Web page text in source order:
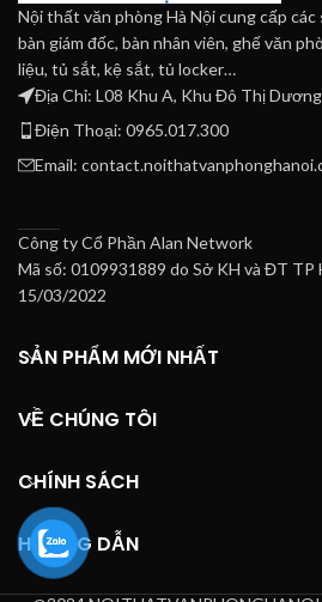
Nội thất văn phòng Hà Nội cung cấp các
bàn giám đốc, bàn nhân viên, ghế văn
liệu, tủ sắt, kệ sắt, tủ locker…
Địa Chỉ: L08 Khu A, Khu Đô Thị
Điện Thoại: 0965.017.300
Email:
Công ty Cổ Phần Alan Network
Mã số: 0109931889 do Sở KH và ĐT TP
15/03/2022
SẢN PHẨM MỚI NHẤT
VỀ CHÚNG TÔI
CHÍNH SÁCH
HƯỚNG DẪN